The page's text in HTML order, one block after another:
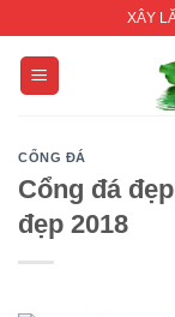
content
XÂY
CỔNG ĐÁ
Cổng đá
đẹp 2018